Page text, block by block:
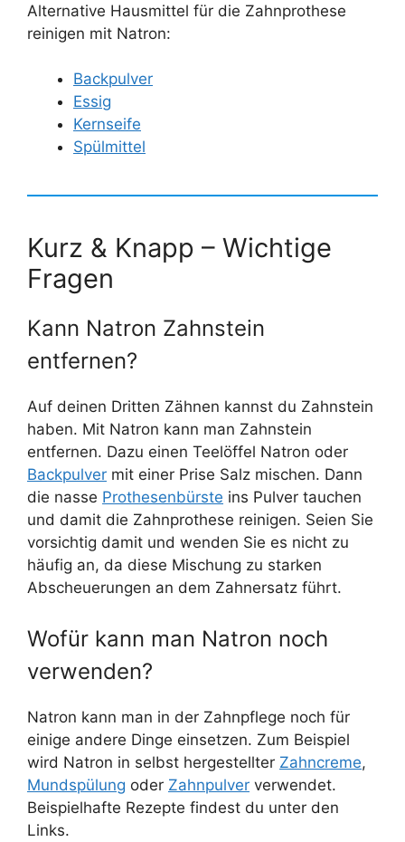
Alternative Hausmittel für die Zahnprothese
reinigen mit Natron:
Backpulver
Essig
Kernseife
Spülmittel
Kurz & Knapp – Wichtige
Fragen
Kann Natron Zahnstein
entfernen?
Auf deinen Dritten Zähnen kannst du Zahnstein
haben. Mit Natron kann man Zahnstein
entfernen. Dazu einen Teelöffel Natron oder
Backpulver mit einer Prise Salz mischen. Dann
die nasse Prothesenbürste ins Pulver tauchen
und damit die Zahnprothese reinigen. Seien Sie
vorsichtig damit und wenden Sie es nicht zu
häufig an, da diese Mischung zu starken
Abscheuerungen an dem Zahnersatz führt.
Wofür kann man Natron noch
verwenden?
Natron kann man in der Zahnpflege noch für
einige andere Dinge einsetzen. Zum Beispiel
wird Natron in selbst hergestellter Zahncreme,
Mundspülung oder Zahnpulver verwendet.
Beispielhafte Rezepte findest du unter den
Links.